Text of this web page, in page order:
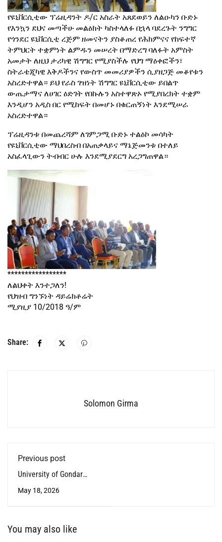
የዩኒቨርሲቲው ፕሬዚዳንት ዶ/ር አስራት አጸደወይን ለልዑካን ቡድኑ
የእንኳን ደህና መጣችሁ መልዕክት ካስተላለፉ በኋላ ባደረጉት ንግግር
የጎንደር ዩኒቨርሲቲ ረጅም ዘመናትን ያስቆጠረ የሕክምናና የከፍተኛ
ትምህርት ተቋምነት ልምዱን መሠረት በማድረግ ባለፉት አምስት
አመታት ለዚህ ታሪካዊ ሽግግር የሚያስችሉ የህግ ማዕቀፎችን፣
ስትራቴጂካዊ እቅዶችንና የውስጥ መመሪያዎችን ሲያዘጋጅ መቆየቱን
አስረድተዋል። ይህ የራስ ገዝነት ሽግግር ዩኒቨርሲቲው ይበልጥ
ውጤታማና ለሀገር ዕድገት የበኩሉን አስተዋጽኦ የሚያበረክት ተቋም
እንዲሆን አዲስ በር የሚከፍት በመሆኑ በቁርጠኝነት እንደሚሠራ
አስረድተዋል።
ፕሬዚዳንቱ በመጨረሻም ለገምጋሚ ቡድኑ ተልዕኮ መሳካት
የዩኒቨርሲቲው ማህበረስብ በአጠቃላይና ማኔጅመንቱ በተለይ
አስፈላጊውን ትብብር ሁሉ እንደሚያደርግ አረጋግጠዋል።
*****************
ለልህቀት እንተጋለን!
የህዝብ ግንኙነት ዳይሬክቶሬት
ሚያዚያ 10/2018 ዓ/ም
Share:
Solomon Girma
Previous post
University of Gondar
2025/26 – Call for
May 18, 2026
You may also like